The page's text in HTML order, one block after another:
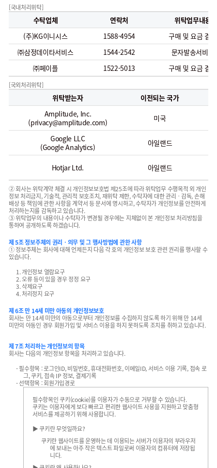
[국내처리위탁]
수탁업체 연락처
위탁업무내용
(주)KG이니시스
1588-4954
구매 및 요금 결제
㈜삼정데이타서비스
1544-2542
문자발송서비스
㈜페이플
1522-5013 구매 및 요금 결제
[국외처리위탁]
위탁받는자
이전되는 국가
Amplitude, Inc.
(privacy@amplitude.com)
미국
Google LLC
(Google Analytics)
아일랜드
Hotjar Ltd. 아일랜드
② 회사는 위탁계약 체결 시 개인정보보호법 제25조에 따라 위탁업무 수행목적 외 개인
정보 처리금지, 기술적, 관리적 보호조치, 재위탁 제한, 수탁자에 대한 관리ㆍ감독, 손해
배상 등 책임에 관한 사항을 계약서 등 문서에 명시하고, 수탁자가 개인정보를 안전하게
처리하는지를 감독하고 있습니다.
③ 위탁업무의 내용이나 수탁자가 변경될 경우에는 지체없이 본 개인정보 처리방침을
통하여 공개하도록 하겠습니다.
제 5조 정보주체의 권리ㆍ의무 및 그 행사방법에 관한 사항
① 정보주체는 회사에 대해 언제든지 다음 각 호의 개인정보 보호 관련 권리를 행사할 수
있습니다.
1. 개인정보 열람요구
2. 오류 등이 있을 경우 정정 요구
3. 삭제요구
4. 처리정지 요구
제 6조 만 14세 미만 아동의 개인정보보호
회사는 만 14세 미만의 아동으로부터 개인정보를 수집하지 않도록 하기 위해 만 14세
미만의 아동인 경우 회원가입 및 서비스 이용을 하지 못하도록 조치를 취하고 있습니다.
제 7조 처리하는 개인정보의 항목
회사는 다음의 개인정보 항목을 처리하고 있습니다.
- 필수항목 : 로그인ID, 비밀번호, 휴대전화번호, 이메일ID, 서비스 이용 기록, 접속 로
그, 쿠키, 접속 IP 정보, 결제기록
- 선택항목 : 회원가입경로
필수항목인 쿠키(cookie)를 이용자가 수동으로 거부할 수 있습니다.
쿠키는 이용자에게 보다 빠르고 편리한 웹사이트 사용을 지원하고 맞춤형
서비스를 제공하기 위해 사용합니다.
▶ 쿠키란 무엇일까요?
쿠키란 웹사이트를 운영하는 데 이용되는 서버가 이용자의 부라우저
에 보내는 아주 작은 텍스트 파일로써 이용자의 컴퓨터에 저장됩
니다.